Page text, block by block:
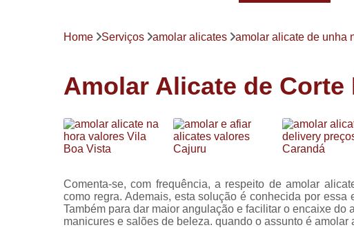
Chaves
chaves
portas
Instalação de
fechaduras
Miolo de
fechaduras
Segredo de
fechaduras
Home Serviços amolar alicates amolar alicate de unha
Amolar Alicate de Corte
Comenta-se, com frequência, a respeito de amolar
como regra. Ademais, esta solução é conhecida por
Também para dar maior angulação e facilitar o encaixe
manicures e salões de beleza. quando o assunto é amolar